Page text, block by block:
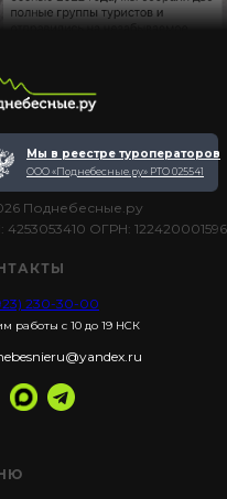
230-30-00
работы с 10 до 19 НСК
Поднебесные.ру
Мы в реестре туроператоров
ООО «Поднебесные.ру» РТО 025541
4253053410 ОГРН: